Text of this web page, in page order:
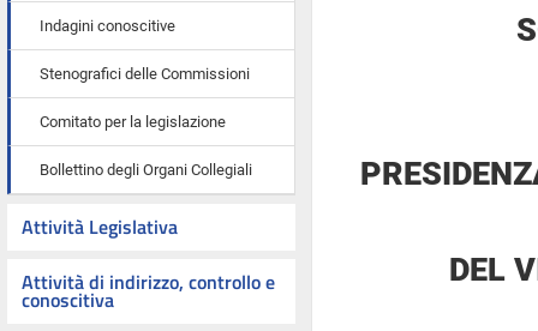
Indagini conoscitive
Stenografici delle Commissioni
Comitato per la legislazione
Bollettino degli Organi Collegiali
Attività Legislativa
Attività di indirizzo, controllo e
conoscitiva
DEL